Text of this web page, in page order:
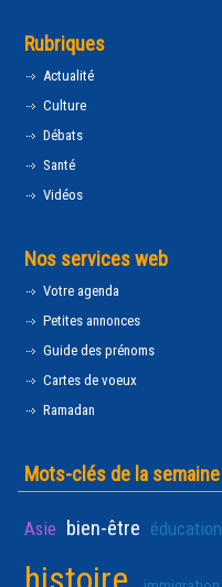
Rubriques
Actualité
Culture
Débats
Santé
Vidéos
Nos services web
Votre agenda
Petites annonces
Guide des prénoms
Cartes de voeux
Ramadan
Mots-clés de la semaine
Asie bien-être éducation